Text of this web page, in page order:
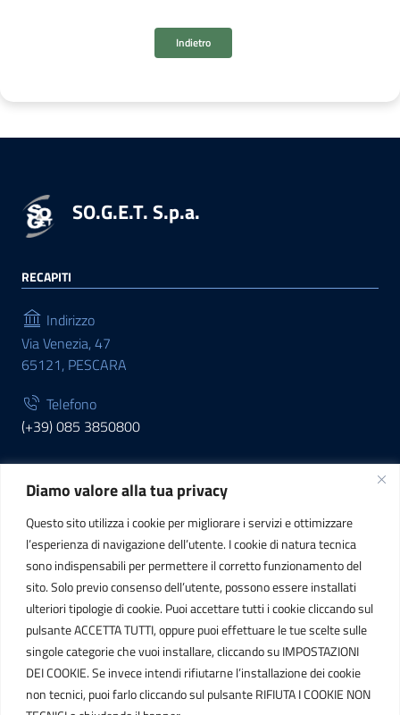
Diamo valore alla tua privacy
Questo sito utilizza i cookie per migliorare i servizi e ottimizzare
l’esperienza di navigazione dell’utente. I cookie di natura tecnica
sono indispensabili per permettere il corretto funzionamento del
sito. Solo previo consenso dell’utente, possono essere installati
ulteriori tipologie di cookie. Puoi accettare tutti i cookie cliccando sul
pulsante ACCETTA TUTTI, oppure puoi effettuare le tue scelte sulle
singole categorie che vuoi installare, cliccando su IMPOSTAZIONI
DEI COOKIE. Se invece intendi rifiutarne l’installazione dei cookie
non tecnici, puoi farlo cliccando sul pulsante RIFIUTA I COOKIE NON
Indietro
SO.G.E.T. S.p.a.
RECAPITI
Indirizzo
Via Venezia, 47
65121, PESCARA
Telefono
(+39) 085 3850800
INFORMAZIONI
C.F. / P.IVA
IT01807790686
POSTA ELETTRONICA
PEC
protocollo.sogetspa@pec.it